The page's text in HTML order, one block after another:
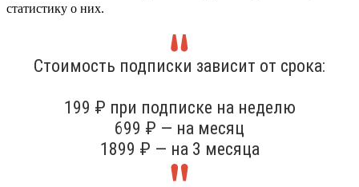
статистику о них.
Стоимость подписки зависит от срока:
199 ₽ при подписке на неделю
699 ₽ — на месяц
1899 ₽ — на 3 месяца